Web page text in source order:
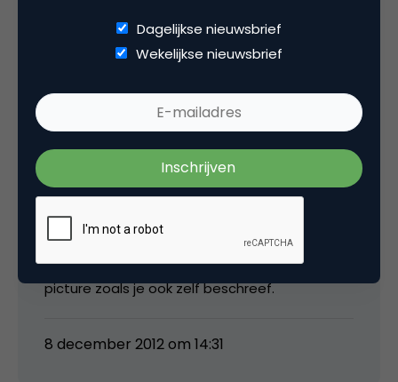
het zich ook nog eens bewust is van haar
plaats, functie en toegevoegde waarde in het
Mee eens, maar dit raakt de social business
Marketing 3.0 boek of wat Porter beschrijft
over Shared Values, dan organisaties meer
aan social (als in maatschappelijke)
strategische marketing moeten doen.
Waarde moeten toevoegen aan de bigger
picture zoals je ook zelf beschreef.
8 december 2012 om 14:31
Dagelijkse nieuwsbrief
Wekelijkse nieuwsbrief